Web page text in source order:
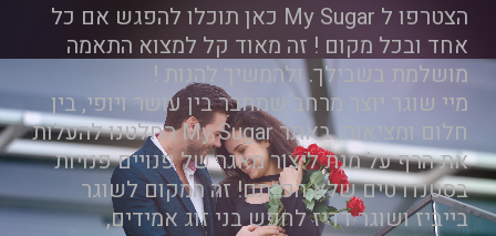
הצטרפו ל My Sugar כאן תוכלו להפגש אם כל
אחד ובכל מקום ! זה מאוד קל למצוא התאמה
מושלמת בשבילך. ולהמשיך להנות !
מיי שוגר יוצר מרחב שמחבר בין עושר ויופי, בין
חלום ומציאות. באתר My Sugar החלטנו להעלות
את הרף על מנת ליצור מאגר של פנויים פנויות
בסטנדרטים שלא הכרתם! זה המקום לשוגר
בייביז ושוגר דדיז לחפש בני זוג אמידים,